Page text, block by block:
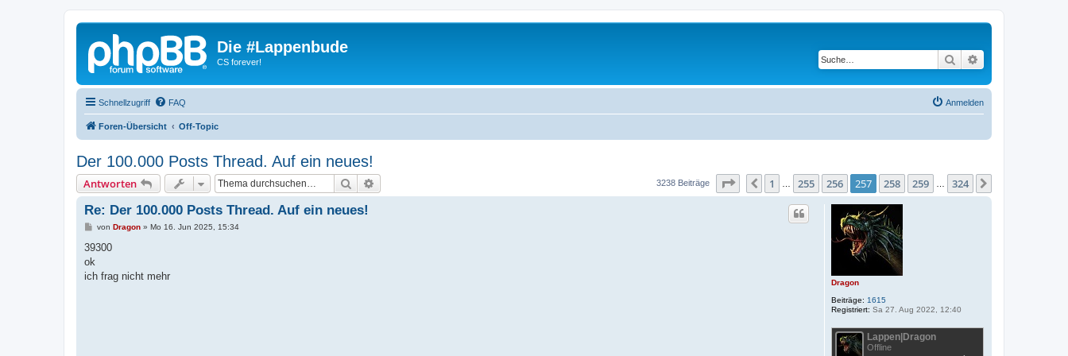
Die #Lappenbude
CS forever! Suche
Schnellzugriff FAQ Anmelden
Foren-Übersicht Off-Topic
Der 100.000 Posts Thread. Auf ein neues!
Antworten Suche 3238 Beiträge Seite 257 von324
Vorherige
1 255 256 257 258 259 324
Dragon
Beiträge: 1615
Registriert: Sa 27. Aug 2022, 12:40
Lappen|Dragon
Offline
Re: Der 100.000 Posts Thread. Auf ein neues!
B
i
r
a
von Dragon» Mo 16. Jun 2025, 15:34
39300
ok
ich frag nicht mehr